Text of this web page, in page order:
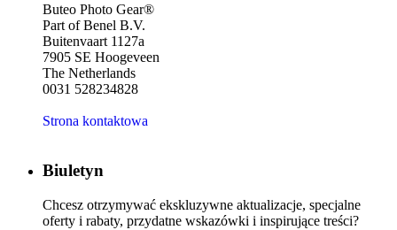
Buteo Photo Gear®
Part of Benel B.V.
Buitenvaart 1127a
7905 SE Hoogeveen
The Netherlands
0031 528234828
Strona kontaktowa
Biuletyn
Chcesz otrzymywać ekskluzywne aktualizacje, specjalne
oferty i rabaty, przydatne wskazówki i inspirujące treści?